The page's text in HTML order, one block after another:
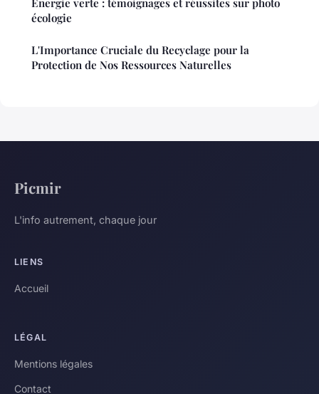
écologie
L'Importance Cruciale du Recyclage pour la
Protection de Nos Ressources Naturelles
Picmir
L'info autrement, chaque jour
LIENS
Accueil
LÉGAL
Mentions légales
Contact